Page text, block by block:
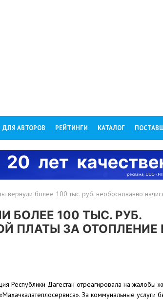
ДЛЯ АВТОРОВ РЕЙТИНГИ КАТАЛОГ
вернули более 100 тыс. руб. необоснованно
100 ТЫС. РУБ.
ПЛАТЫ ЗА ОТОПЛЕНИЕ
Республики Дагестан отреагировала на жалобы
За коммунальные услуги